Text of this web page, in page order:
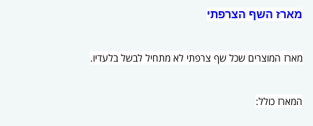
מארז השף הצרפתי
מארז המוצרים שכל שף צרפתי לא מתחיל לבשל בלעדיו.
המארז כולל: